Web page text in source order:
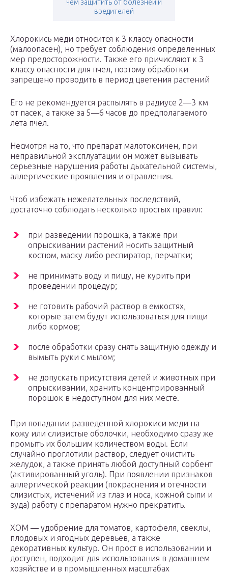
чем защитить от болезней и
вредителей
Хлорокись меди относится к 3 классу опасности
(малоопасен), но требует соблюдения определенных
мер предосторожности. Также его причисляют к 3
классу опасности для пчел, поэтому обработки
запрещено проводить в период цветения растений
Его не рекомендуется распылять в радиусе 2—3 км
от пасек, а также за 5—6 часов до предполагаемого
лета пчел.
Несмотря на то, что препарат малотоксичен, при
неправильной эксплуатации он может вызывать
серьезные нарушения работы дыхательной системы,
аллергические проявления и отравления.
Чтоб избежать нежелательных последствий,
достаточно соблюдать несколько простых правил:
при разведении порошка, а также при
опрыскивании растений носить защитный
костюм, маску либо респиратор, перчатки;
не принимать воду и пищу, не курить при
проведении процедур;
не готовить рабочий раствор в емкостях,
которые затем будут использоваться для пищи
либо кормов;
после обработки сразу снять защитную одежду и
вымыть руки с мылом;
не допускать присутствия детей и животных при
опрыскивании, хранить концентрированный
порошок в недоступном для них месте.
При попадании разведенной хлорокиси меди на
кожу или слизистые оболочки, необходимо сразу же
промыть их большим количеством воды. Если
случайно проглотили раствор, следует очистить
желудок, а также принять любой доступный сорбент
(активированный уголь). При появлении признаков
аллергической реакции (покраснения и отечности
слизистых, истечений из глаз и носа, кожной сыпи и
зуда) работу с препаратом нужно прекратить.
ХОМ — удобрение для томатов, картофеля, свеклы,
плодовых и ягодных деревьев, а также
декоративных культур. Он прост в использовании и
доступен, подходит для использования в домашнем
хозяйстве и в промышленных масштабах